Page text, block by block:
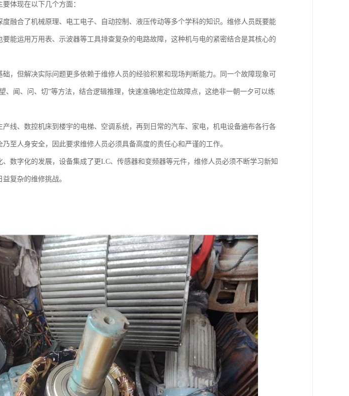
体现在以下几个方面：
融合了机械原理、电工电子、自动控制、液压传动等多个学科的知识。维修人员既要能
能运用万用表、示波器等工具排查复杂的电路故障，这种机与电的紧密结合是其核心的
，但解决实际问题更多依赖于维修人员的经验积累和现场判断能力。同一个故障现象可
、闻、问、切”等方法，结合逻辑推理，快速准确地定位故障点，这绝非一朝一夕可以练
线、数控机床到楼宇的电梯、空调系统，再到日常的汽车、家电，机电设备遍布各行各
至人身安全，因此要求维修人员必须具备高度的责任心和严谨的工作。
数字化的发展，设备集成了更LC、传感器和变频器等元件，维修人员必须不断学习新知
复杂的维修挑战。